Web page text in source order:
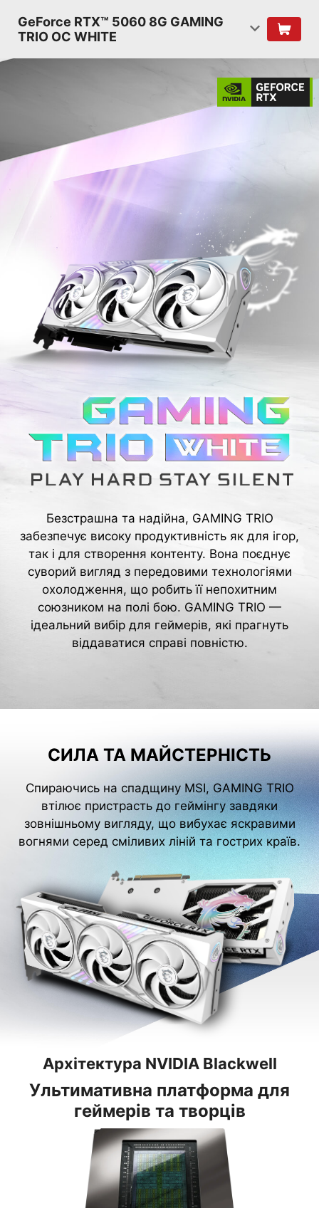
GeForce RTX™ 5060 8G GAMING
TRIO OC WHITE
Безстрашна та надійна, GAMING TRIO
забезпечує високу продуктивність як для ігор,
так і для створення контенту. Вона поєднує
суворий вигляд з передовими технологіями
охолодження, що робить її непохитним
союзником на полі бою. GAMING TRIO —
ідеальний вибір для геймерів, які прагнуть
віддаватися справі повністю.
СИЛА ТА МАЙСТЕРНІСТЬ
Спираючись на спадщину MSI, GAMING TRIO
втілює пристрасть до геймінгу завдяки
зовнішньому вигляду, що вибухає яскравими
вогнями серед сміливих ліній та гострих країв.
Архітектура NVIDIA Blackwell
Ультимативна платформа для
геймерів та творців